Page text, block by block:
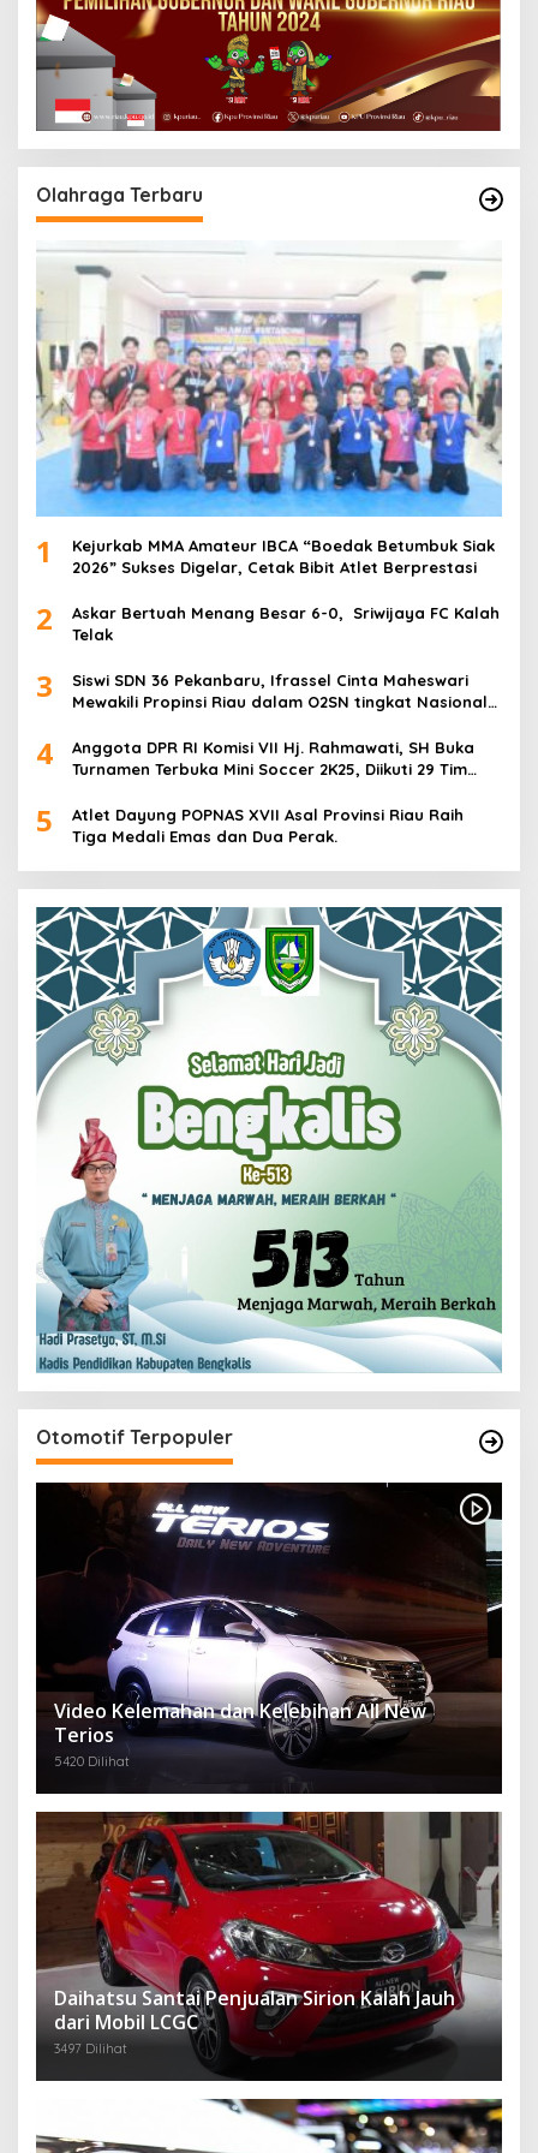
Olahraga Terbaru
1
Kejurkab MMA Amateur IBCA “Boedak Betumbuk Siak
2026” Sukses Digelar, Cetak Bibit Atlet Berprestasi
2
Askar Bertuah Menang Besar 6-0, Sriwijaya FC Kalah
Telak
3
Siswi SDN 36 Pekanbaru, Ifrassel Cinta Maheswari
Mewakili Propinsi Riau dalam O2SN tingkat Nasional
4
Anggota DPR RI Komisi VII Hj. Rahmawati, SH Buka
Turnamen Terbuka Mini Soccer 2K25, Diikuti 29 Tim
5
Atlet Dayung POPNAS XVII Asal Provinsi Riau Raih
Tiga Medali Emas dan Dua Perak.
Otomotif Terpopuler
Video Kelemahan dan Kelebihan All New
Terios
5420 Dilihat
Daihatsu Santai Penjualan Sirion Kalah Jauh
dari Mobil LCGC
3497 Dilihat